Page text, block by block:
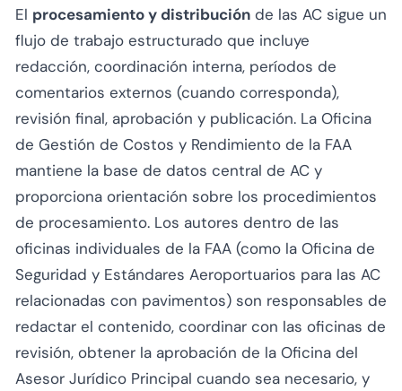
El procesamiento y distribución de las AC sigue un
flujo de trabajo estructurado que incluye
redacción, coordinación interna, períodos de
comentarios externos (cuando corresponda),
revisión final, aprobación y publicación. La Oficina
de Gestión de Costos y Rendimiento de la FAA
mantiene la base de datos central de AC y
proporciona orientación sobre los procedimientos
de procesamiento. Los autores dentro de las
oficinas individuales de la FAA (como la Oficina de
Seguridad y Estándares Aeroportuarios para las AC
relacionadas con pavimentos) son responsables de
redactar el contenido, coordinar con las oficinas de
revisión, obtener la aprobación de la Oficina del
Asesor Jurídico Principal cuando sea necesario, y